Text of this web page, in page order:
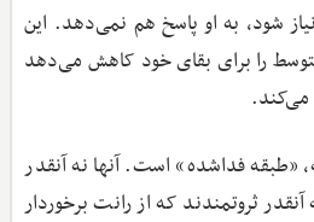
شود، به او پاسخ هم نمی‌دهد. این
را برای بقای خود کاهش می‌دهد
می‌کند.
«طبقه فداشده» است. آنها نه آنقدر
آنقدر ثروتمندند که از رانت برخوردار